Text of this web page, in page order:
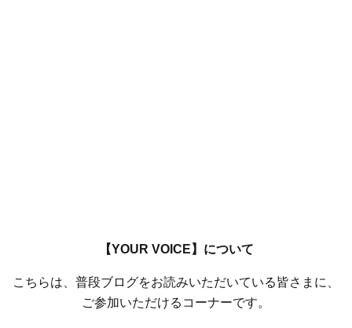
【YOUR VOICE】について
こちらは、普段ブログをお読みいただいている皆さまに、
ご参加いただけるコーナーです。